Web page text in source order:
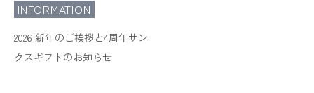
INFORMATION
2026 新年のご挨拶と4周年サン
クスギフトのお知らせ